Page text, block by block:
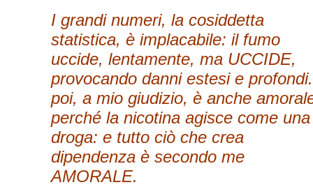
I grandi numeri, la cosiddetta
statistica, è implacabile: il fumo
uccide, lentamente, ma UCCIDE,
provocando danni estesi e
poi, a mio giudizio, è anche
perché la nicotina agisce come una
droga: e tutto ciò che crea
dipendenza è secondo me
AMORALE.